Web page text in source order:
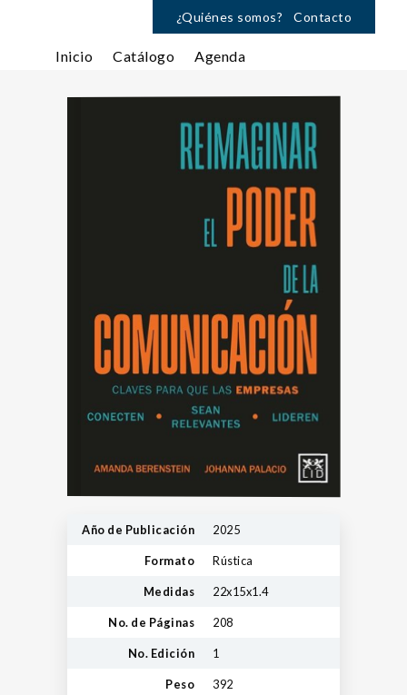
¿Quiénes somos? Contacto
Inicio Catálogo Agenda
Año de Publicación 2025
Formato Rústica
Medidas 22x15x1.4
No. de Páginas 208
No. Edición 1
Peso 392